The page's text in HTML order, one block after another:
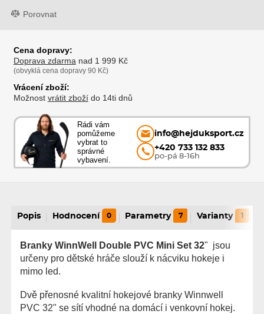
Porovnat
Cena dopravy:
Doprava zdarma nad 1 999 Kč
(obvyklá cena dopravy 90 Kč)
Vrácení zboží:
Možnost vrátit zbožído 14ti dnů
Rádi vám
pomůžeme
vybrat to
správné
vybavení.
info@hejduksport.cz
+420 733 132 833
po-pá 8-16h
Popis Hodnocení 0 Parametry 7 Varianty 1
Branky WinnWell Double PVC Mini Set 32" jsou
určeny pro dětské hráče slouží k nácviku hokeje i
mimo led.
Dvě přenosné kvalitní hokejové branky Winnwell
PVC 32" se sítí vhodné na domácí i venkovní hokej.